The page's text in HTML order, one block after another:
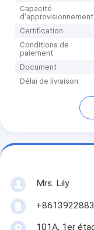
Capacité
d'approvisionnement
Certification
Conditions de
paiement
Document
Délai de livraison
Mrs. Lily
101A, 1er